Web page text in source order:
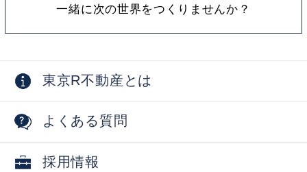
一緒に次の世界をつくりませんか？
東京R不動産とは
よくある質問
採用情報